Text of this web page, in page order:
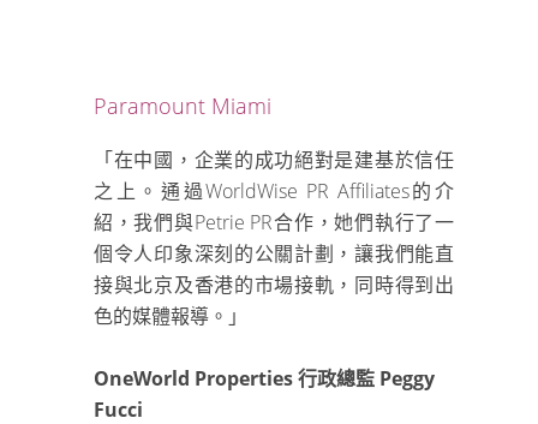
Paramount Miami
「在中國，企業的成功絕對是建基於信任
之上。通過WorldWise PR Affiliates的介
紹，我們與Petrie PR合作，她們執行了一
個令人印象深刻的公關計劃，讓我們能直
接與北京及香港的市場接軌，同時得到出
色的媒體報導。」
OneWorld Properties 行政總監 Peggy
Fucci